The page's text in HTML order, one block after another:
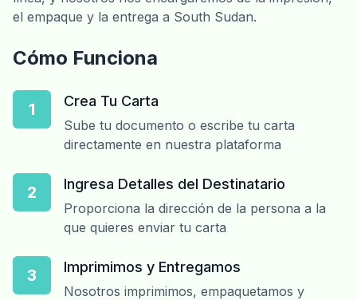
el empaque y la entrega a South Sudan.
Cómo Funciona
1 Crea Tu Carta
Sube tu documento o escribe tu carta
directamente en nuestra plataforma
2 Ingresa Detalles del Destinatario
Proporciona la dirección de la persona a la
que quieres enviar tu carta
3 Imprimimos y Entregamos
Nosotros imprimimos, empaquetamos y